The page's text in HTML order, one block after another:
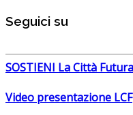
Seguici su
SOSTIENI La Città Futura
Video presentazione LCF